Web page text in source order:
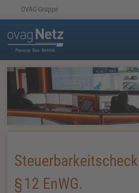
OVAG-Gruppe
§12 EnWG.